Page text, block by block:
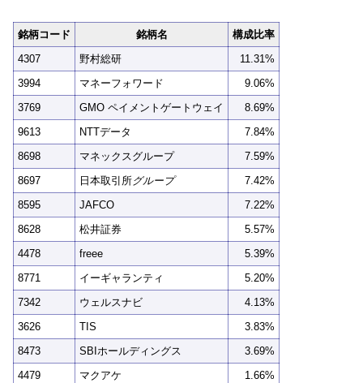
銘柄コード 銘柄名
構成比率
4307
野村総研
11.31%
3994
マネーフォワード
9.06%
3769
GMO ペイメントゲートウェイ
8.69%
9613
NTTデータ
7.84%
8698
マネックスグループ
7.59%
8697
日本取引所グループ
7.42%
8595
JAFCO
7.22%
8628
松井証券
5.57%
4478
freee
5.39%
8771
イーギャランティ
5.20%
7342
ウェルスナビ
4.13%
3626
TIS
3.83%
8473
SBIホールディングス
3.69%
4479
マクアケ
1.66%